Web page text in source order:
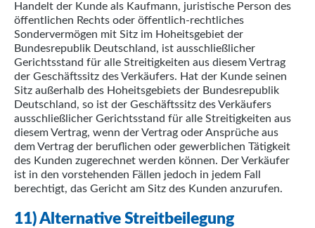
Handelt der Kunde als Kaufmann, juristische Person des
öffentlichen Rechts oder öffentlich-rechtliches
Sondervermögen mit Sitz im Hoheitsgebiet der
Bundesrepublik Deutschland, ist ausschließlicher
Gerichtsstand für alle Streitigkeiten aus diesem Vertrag
der Geschäftssitz des Verkäufers. Hat der Kunde seinen
Sitz außerhalb des Hoheitsgebiets der Bundesrepublik
Deutschland, so ist der Geschäftssitz des Verkäufers
ausschließlicher Gerichtsstand für alle Streitigkeiten aus
diesem Vertrag, wenn der Vertrag oder Ansprüche aus
dem Vertrag der beruflichen oder gewerblichen Tätigkeit
des Kunden zugerechnet werden können. Der Verkäufer
ist in den vorstehenden Fällen jedoch in jedem Fall
berechtigt, das Gericht am Sitz des Kunden anzurufen.
11) Alternative Streitbeilegung